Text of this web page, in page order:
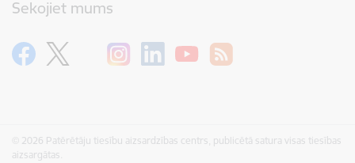
Sekojiet mums
© 2026 Patērētāju tiesību aizsardzības centrs, publicētā satura visas tiesības
aizsargātas.